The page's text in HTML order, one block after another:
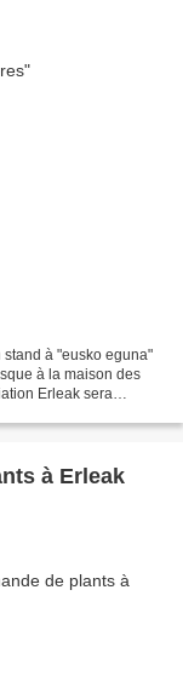
à "eusko eguna"
à la maison des
Erleak sera
à Erleak